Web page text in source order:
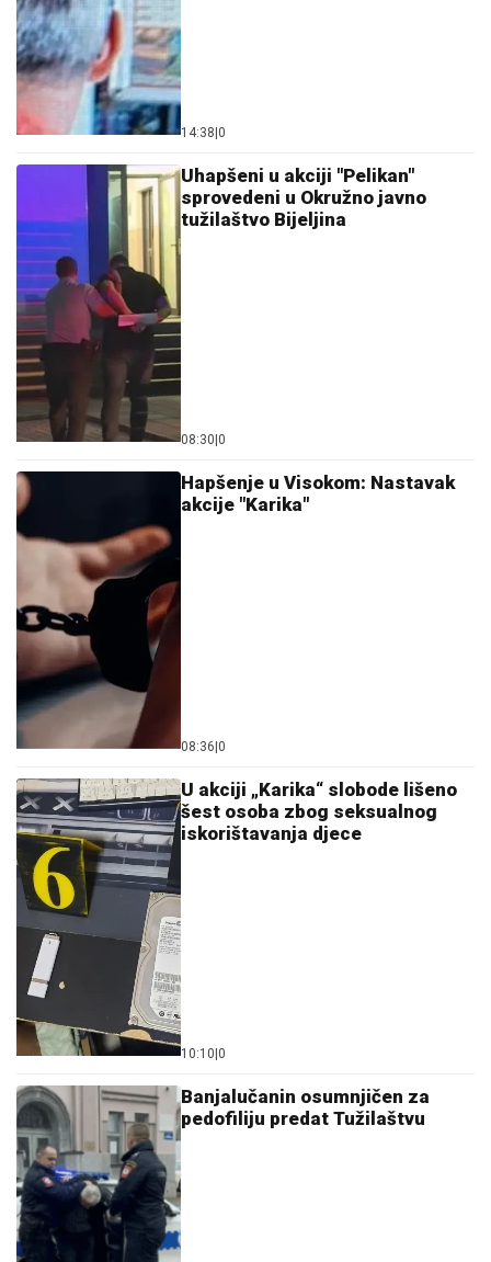
14:38 0
Uhapšeni u akciji "Pelikan"
sprovedeni u Okružno javno
tužilaštvo Bijeljina
08:30 0
Hapšenje u Visokom: Nastavak
akcije "Karika"
08:36 0
U akciji „Karika“ slobode lišeno
šest osoba zbog seksualnog
iskorištavanja djece
10:10 0
Banjalučanin osumnjičen za
pedofiliju predat Tužilaštvu